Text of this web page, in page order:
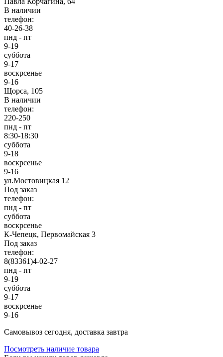
В наличии
телефон:
40-26-38
пнд - пт
9-19
суббота
9-17
воскрсенье
9-16
Щорса, 105
В наличии
телефон:
220-250
пнд - пт
8:30-18:30
суббота
9-18
воскрсенье
9-16
ул.Мостовицкая 12
Под заказ
телефон:
пнд - пт
суббота
воскрсенье
К-Чепецк, Первомайская 3
Под заказ
телефон:
8(83361)4-02-27
пнд - пт
9-19
суббота
9-17
воскрсенье
9-16
Cамовывоз сегодня, доставка завтра
Посмотреть наличие товара